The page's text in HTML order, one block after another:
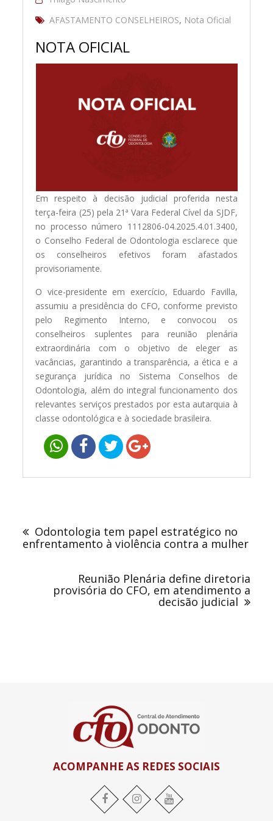
AFASTAMENTO CONSELHEIROS, Nota Oficial
NOTA OFICIAL
Em respeito à decisão judicial proferida nesta
terça-feira (25) pela 21ª Vara Federal Cível da SJDF,
no processo número 1112806-04.2025.4.01.3400,
o Conselho Federal de Odontologia esclarece que
os conselheiros efetivos foram afastados
provisoriamente.
O vice-presidente em exercício, Eduardo Favilla,
assumiu a presidência do CFO, conforme previsto
pelo Regimento Interno, e convocou os
conselheiros suplentes para reunião plenária
extraordinária com o objetivo de eleger as
vacâncias, garantindo a transparência, a ética e a
segurança jurídica no Sistema Conselhos de
Odontologia, além do integral funcionamento dos
relevantes serviços prestados por esta autarquia à
classe odontológica e à sociedade brasileira.
PostOdontologia tem papel estratégico no
enfrentamento à violência contra a mulher
Reunião Plenária define diretoria
provisória do CFO, em atendimento a
decisão judicial
ACOMPANHE AS REDES SOCIAIS